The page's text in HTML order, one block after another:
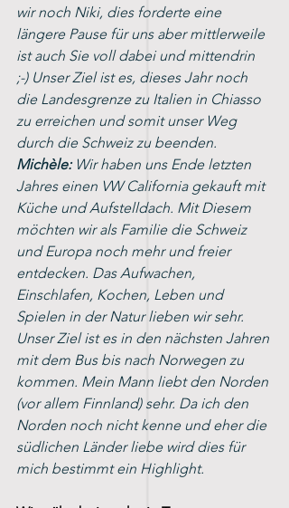
wir noch Niki, dies forderte eine
längere Pause für uns aber mittlerweile
ist auch Sie voll dabei und mittendrin
;-) Unser Ziel ist es, dieses Jahr noch
die Landesgrenze zu Italien in Chiasso
zu erreichen und somit unser Weg
durch die Schweiz zu beenden.
Michèle: Wir haben uns Ende letzten
Jahres einen VW California gekauft mit
Küche und Aufstelldach. Mit Diesem
möchten wir als Familie die Schweiz
und Europa noch mehr und freier
entdecken. Das Aufwachen,
Einschlafen, Kochen, Leben und
Spielen in der Natur lieben wir sehr.
Unser Ziel ist es in den nächsten Jahren
mit dem Bus bis nach Norwegen zu
kommen. Mein Mann liebt den Norden
(vor allem Finnland) sehr. Da ich den
Norden noch nicht kenne und eher die
südlichen Länder liebe wird dies für
mich bestimmt ein Highlight.